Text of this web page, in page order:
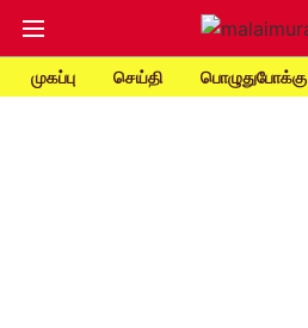
முகப்பு செய்தி பொழுதுபோக்கு